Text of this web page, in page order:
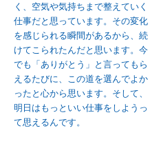
く、空気や気持ちまで整えていく
仕事だと思っています。その変化
を感じられる瞬間があるから、続
けてこられたんだと思います。今
でも「ありがとう」と言ってもら
えるたびに、この道を選んでよか
ったと心から思います。そして、
明日はもっといい仕事をしようっ
て思えるんです。